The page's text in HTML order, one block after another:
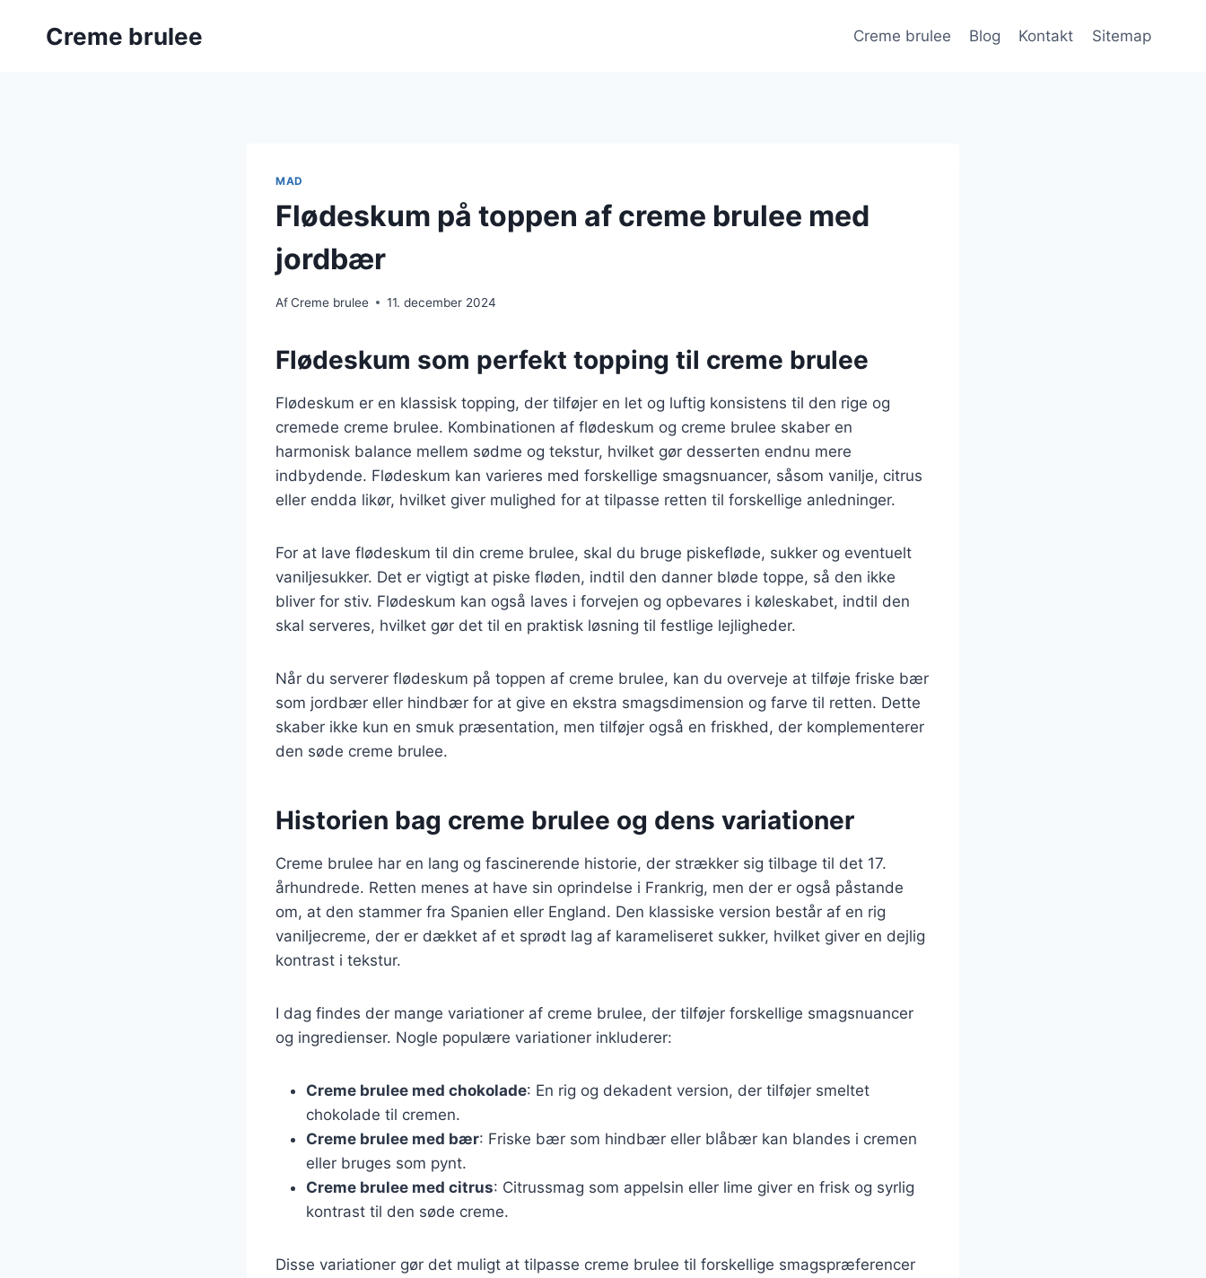
Creme brulee Creme brulee Blog Kontakt Sitemap
MAD
Flødeskum på toppen af creme brulee med
jordbær
AfCreme brulee 11. december 2024
Flødeskum som perfekt topping til creme brulee
Flødeskum er en klassisk topping, der tilføjer en let og luftig konsistens til den rige og
cremede creme brulee. Kombinationen af flødeskum og creme brulee skaber en
harmonisk balance mellem sødme og tekstur, hvilket gør desserten endnu mere
indbydende. Flødeskum kan varieres med forskellige smagsnuancer, såsom vanilje, citrus
eller endda likør, hvilket giver mulighed for at tilpasse retten til forskellige anledninger.
For at lave flødeskum til din creme brulee, skal du bruge piskefløde, sukker og eventuelt
vaniljesukker. Det er vigtigt at piske fløden, indtil den danner bløde toppe, så den ikke
bliver for stiv. Flødeskum kan også laves i forvejen og opbevares i køleskabet, indtil den
skal serveres, hvilket gør det til en praktisk løsning til festlige lejligheder.
Når du serverer flødeskum på toppen af creme brulee, kan du overveje at tilføje friske bær
som jordbær eller hindbær for at give en ekstra smagsdimension og farve til retten. Dette
skaber ikke kun en smuk præsentation, men tilføjer også en friskhed, der komplementerer
den søde creme brulee.
Historien bag creme brulee og dens variationer
Creme brulee har en lang og fascinerende historie, der strækker sig tilbage til det 17.
århundrede. Retten menes at have sin oprindelse i Frankrig, men der er også påstande
om, at den stammer fra Spanien eller England. Den klassiske version består af en rig
vaniljecreme, der er dækket af et sprødt lag af karameliseret sukker, hvilket giver en dejlig
kontrast i tekstur.
I dag findes der mange variationer af creme brulee, der tilføjer forskellige smagsnuancer
og ingredienser. Nogle populære variationer inkluderer:
Creme brulee med chokolade: En rig og dekadent version, der tilføjer smeltet
chokolade til cremen.
Creme brulee med bær: Friske bær som hindbær eller blåbær kan blandes i cremen
eller bruges som pynt.
Creme brulee med citrus: Citrussmag som appelsin eller lime giver en frisk og syrlig
kontrast til den søde creme.
Disse variationer gør det muligt at tilpasse creme brulee til forskellige smagspræferencer